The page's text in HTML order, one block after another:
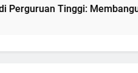
Tinggi: Membangun K